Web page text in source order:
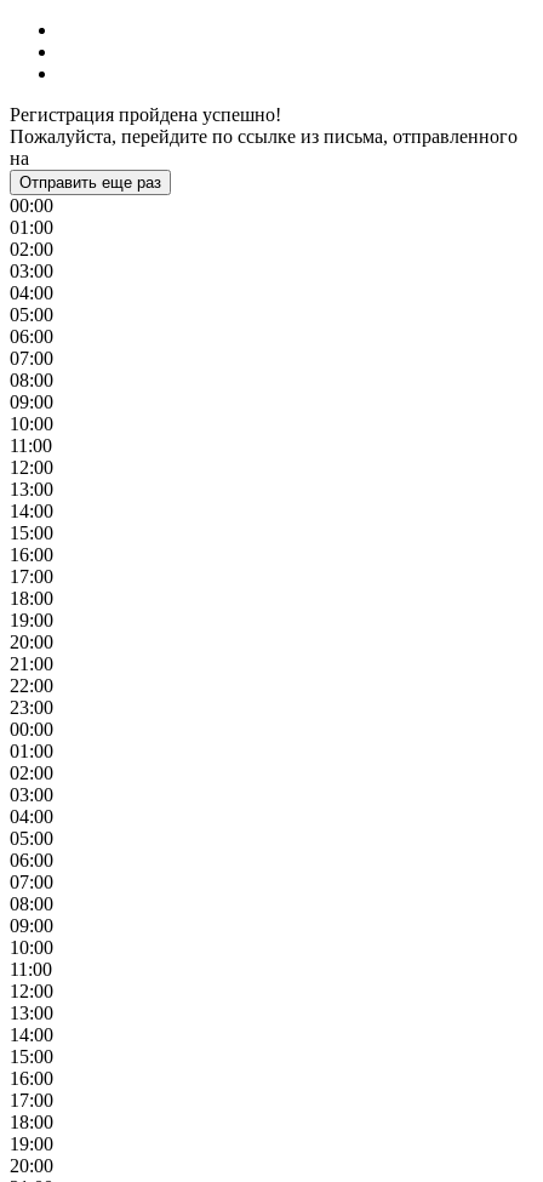
Регистрация пройдена успешно!
Пожалуйста, перейдите по ссылке из письма, отправленного
на
Отправить еще раз
00:00
01:00
02:00
03:00
04:00
05:00
06:00
07:00
08:00
09:00
10:00
11:00
12:00
13:00
14:00
15:00
16:00
17:00
18:00
19:00
20:00
21:00
22:00
23:00
00:00
01:00
02:00
03:00
04:00
05:00
06:00
07:00
08:00
09:00
10:00
11:00
12:00
13:00
14:00
15:00
16:00
17:00
18:00
19:00
20:00